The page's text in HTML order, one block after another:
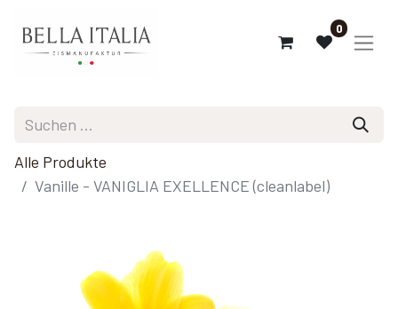
0
Alle Produkte
Vanille - VANIGLIA EXELLENCE (cleanlabel)